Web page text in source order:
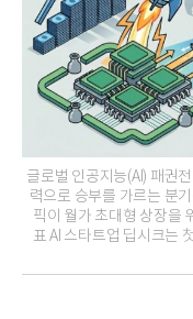
글로벌 인공지능(AI) 패권
력으로 승부를 가르는 분
픽이 월가 초대형 상장을
표 AI 스타트업 딥시크는